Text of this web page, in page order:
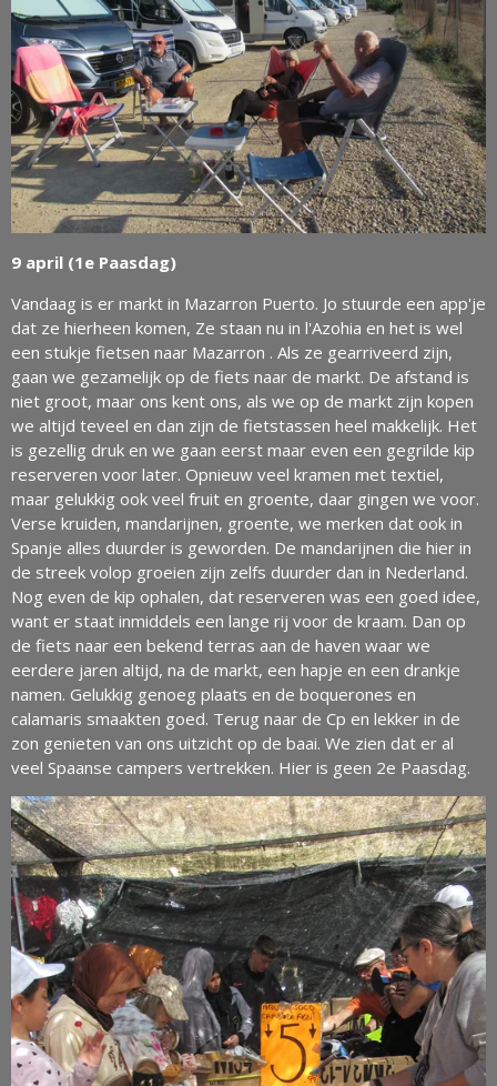
9 april (1e Paasdag)
Vandaag is er markt in Mazarron Puerto. Jo stuurde een app'je
dat ze hierheen komen, Ze staan nu in l'Azohia en het is wel
een stukje fietsen naar Mazarron . Als ze gearriveerd zijn,
gaan we gezamelijk op de fiets naar de markt. De afstand is
niet groot, maar ons kent ons, als we op de markt zijn kopen
we altijd teveel en dan zijn de fietstassen heel makkelijk. Het
is gezellig druk en we gaan eerst maar even een gegrilde kip
reserveren voor later. Opnieuw veel kramen met textiel,
maar gelukkig ook veel fruit en groente, daar gingen we voor.
Verse kruiden, mandarijnen, groente, we merken dat ook in
Spanje alles duurder is geworden. De mandarijnen die hier in
de streek volop groeien zijn zelfs duurder dan in Nederland.
Nog even de kip ophalen, dat reserveren was een goed idee,
want er staat inmiddels een lange rij voor de kraam. Dan op
de fiets naar een bekend terras aan de haven waar we
eerdere jaren altijd, na de markt, een hapje en een drankje
namen. Gelukkig genoeg plaats en de boquerones en
calamaris smaakten goed. Terug naar de Cp en lekker in de
zon genieten van ons uitzicht op de baai. We zien dat er al
veel Spaanse campers vertrekken. Hier is geen 2e Paasdag.